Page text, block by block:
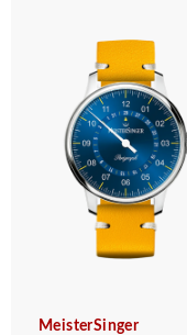
MeisterSinger